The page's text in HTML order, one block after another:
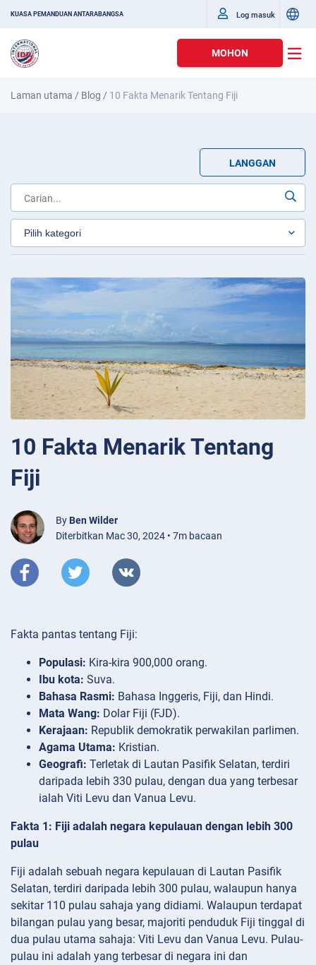
KUASA PEMANDUAN ANTARABANGSA Log masuk
MOHON
Laman utama / Blog / 10 Fakta Menarik Tentang Fiji
LANGGAN
10 Fakta Menarik Tentang
Fiji
By Ben Wilder
Diterbitkan Mac 30, 2024 • 7m bacaan
Fakta pantas tentang Fiji:
Populasi: Kira-kira 900,000 orang.
Ibu kota: Suva.
Bahasa Rasmi: Bahasa Inggeris, Fiji, dan Hindi.
Mata Wang: Dolar Fiji (FJD).
Kerajaan: Republik demokratik perwakilan parlimen.
Agama Utama: Kristian.
Geografi: Terletak di Lautan Pasifik Selatan, terdiri
daripada lebih 330 pulau, dengan dua yang terbesar
ialah Viti Levu dan Vanua Levu.
Fakta 1: Fiji adalah negara kepulauan dengan lebih 300
pulau
Fiji adalah sebuah negara kepulauan di Lautan Pasifik
Selatan, terdiri daripada lebih 300 pulau, walaupun hanya
sekitar 110 pulau sahaja yang didiami. Walaupun terdapat
bilangan pulau yang besar, majoriti penduduk Fiji tinggal di
dua pulau utama sahaja: Viti Levu dan Vanua Levu. Pulau-
pulau ini adalah yang terbesar di negara ini dan